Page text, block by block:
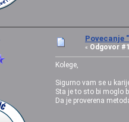
Povecanje
« Odgovor
Kolege,
Sigurno vam se u
Sta je to sto bi moglo
Da je proverena